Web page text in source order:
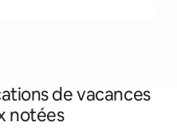
de vacances
notées